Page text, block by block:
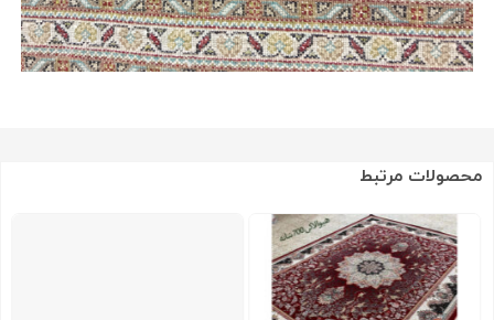
محصولات مرتبط